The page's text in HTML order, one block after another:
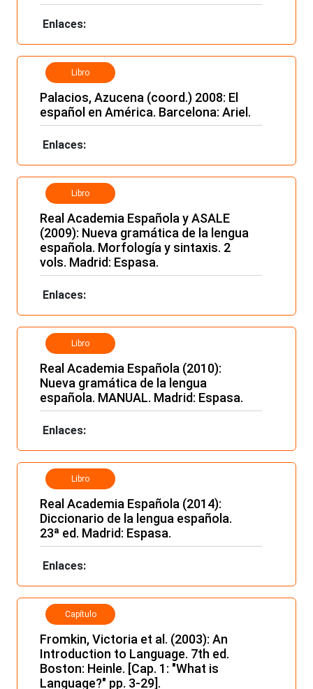
Enlaces:
Libro
Palacios, Azucena (coord.) 2008: El
español en América. Barcelona: Ariel.
Enlaces:
Libro
Real Academia Española y ASALE
(2009): Nueva gramática de la lengua
española. Morfología y sintaxis. 2
vols. Madrid: Espasa.
Enlaces:
Libro
Real Academia Española (2010):
Nueva gramática de la lengua
española. MANUAL. Madrid: Espasa.
Enlaces:
Libro
Real Academia Española (2014):
Diccionario de la lengua española.
23ª ed. Madrid: Espasa.
Enlaces:
Capítulo
Fromkin, Victoria et al. (2003): An
Introduction to Language. 7th ed.
Boston: Heinle. [Cap. 1: "What is
Language?" pp. 3-29].